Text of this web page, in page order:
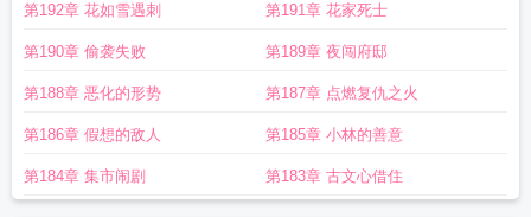
第192章 花如雪遇刺 第191章 花家死士
第190章 偷袭失败 第189章 夜闯府邸
第188章 恶化的形势 第187章 点燃复仇之火
第186章 假想的敌人 第185章 小林的善意
第184章 集市闹剧 第183章 古文心借住